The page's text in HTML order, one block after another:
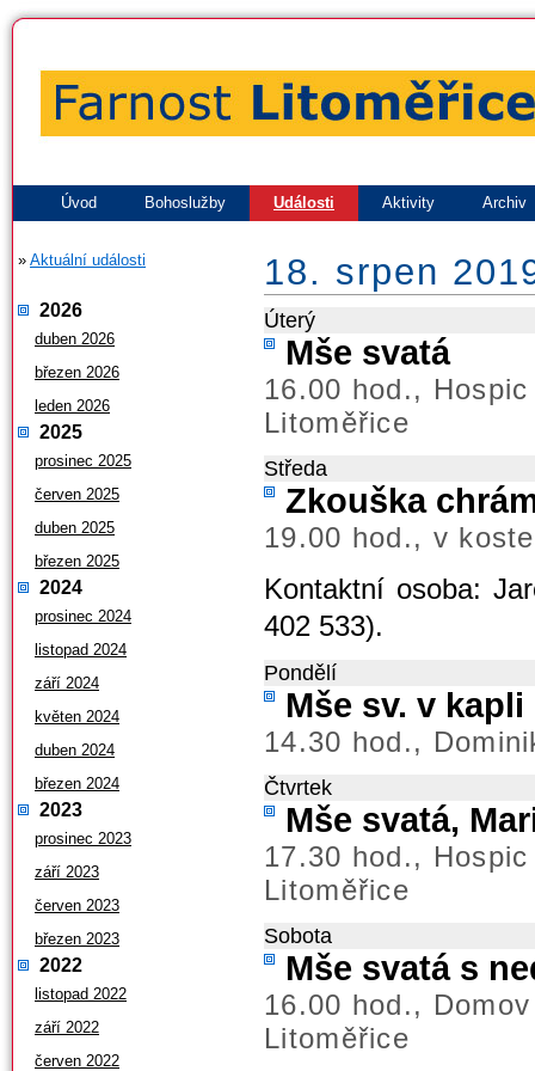
Úvod Bohoslužby Události Aktivity Archiv
» Aktuální události
2026
duben 2026
březen 2026
leden 2026
2025
prosinec 2025
červen 2025
duben 2025
březen 2025
2024
prosinec 2024
listopad 2024
září 2024
květen 2024
duben 2024
březen 2024
2023
prosinec 2023
září 2023
červen 2023
březen 2023
2022
listopad 2022
září 2022
červen 2022
18. srpen
Úterý
Mše svatá
16.00 hod.,
Litoměřice
Středa
Zkouška
19.00 hod., v
Kontaktní osoba:
402 533).
Pondělí
Mše sv. v
14.30 hod.,
Čtvrtek
Mše svatá,
17.30 hod.,
Litoměřice
Sobota
Mše svatá s
16.00 hod.,
Litoměřice